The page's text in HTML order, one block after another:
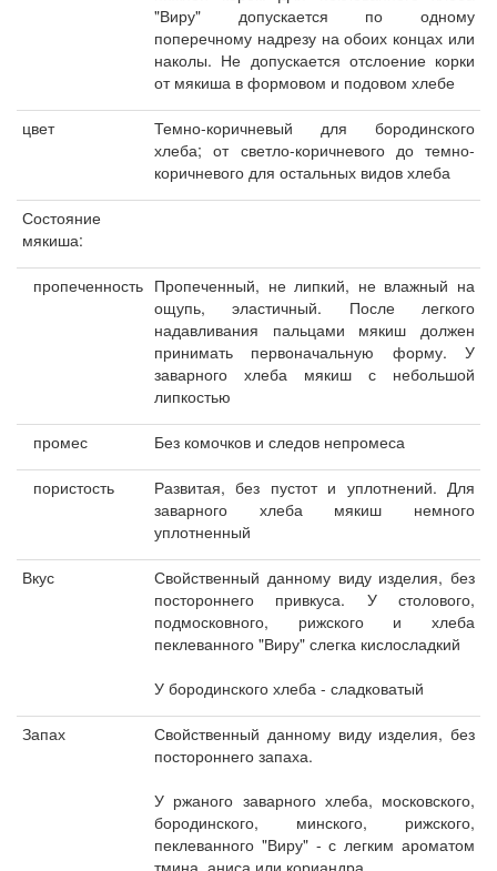
"Виру" допускается по одному
поперечному надрезу на обоих концах или
наколы. Не допускается отслоение корки
от мякиша в формовом и подовом хлебе
цвет Темно-коричневый для
бородинского
хлеба; от светло-коричневого до темно-
коричневого для остальных видов хлеба
Состояние
мякиша:
пропеченность Пропеченный, не липкий, не влажный на
ощупь, эластичный. После легкого
надавливания пальцами мякиш должен
принимать первоначальную форму. У
заварного хлеба мякиш с небольшой
липкостью
промес Без комочков и следов непромеса
пористость
Развитая, без пустот и уплотнений. Для
заварного хлеба мякиш немного
уплотненный
Вкус
Свойственный данному виду изделия, без
постороннего привкуса. У столового,
подмосковного, рижского и хлеба
пеклеванного "Виру" слегка кислосладкий
У бородинского хлеба - сладковатый
Запах
Свойственный данному виду изделия, без
постороннего запаха.
У ржаного заварного хлеба, московского,
бородинского, минского, рижского,
пеклеванного "Виру" - с легким ароматом
тмина, аниса или кориандра